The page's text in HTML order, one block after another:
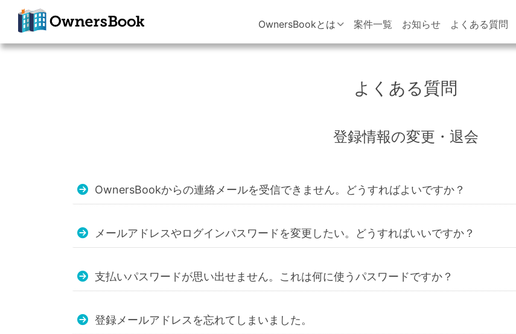
クラウドファン
OwnersBookとは 案件一覧 お知らせ よくある質問
よくある質問
登録情報の変更・退会
OwnersBookからの連絡メールを受信できません。どうすればよいですか？
メールアドレスやログインパスワードを変更したい。どうすればいいですか？
支払いパスワードが思い出せません。これは何に使うパスワードですか？
登録メールアドレスを忘れてしまいました。